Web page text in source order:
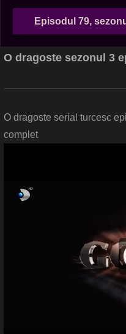
Episodul 79,
O dragoste sezonul 3
O dragoste serial turcesc
complet